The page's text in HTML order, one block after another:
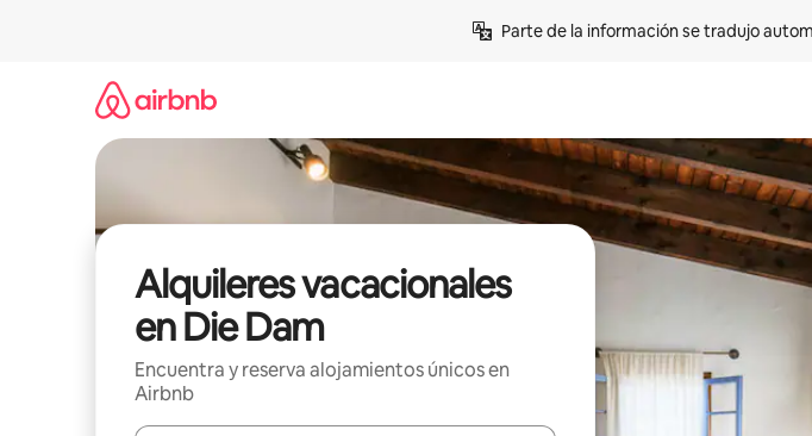
Parte de la información se tradujo
Alquileres vacacionales
en Die Dam
Encuentra y reserva alojamientos únicos en
Airbnb